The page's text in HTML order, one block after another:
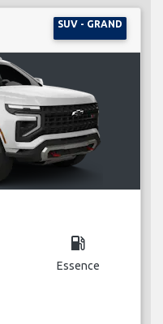
SUV - GRAND
local_gas_station
Essence